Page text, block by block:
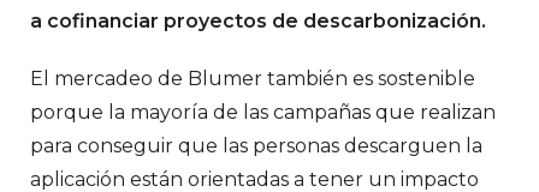
a cofinanciar proyectos de descarbonización.
El mercadeo de Blumer también es sostenible
porque la mayoría de las campañas que realizan
para conseguir que las personas descarguen la
aplicación están orientadas a tener un impacto